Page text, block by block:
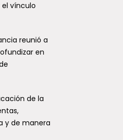
vínculo
reunió a
en
de la
y de manera